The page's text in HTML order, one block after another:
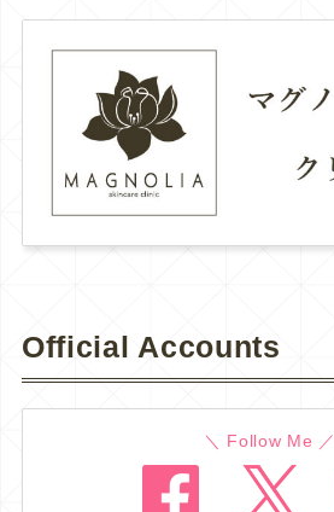
Official Accounts
＼ Follow Me ／